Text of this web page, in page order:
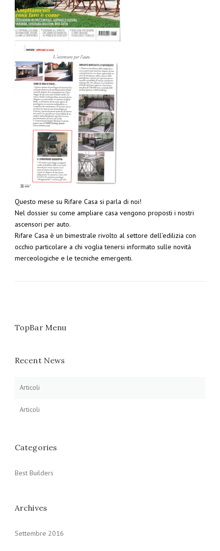
Questo mese su Rifare Casa si parla di noi!
Nel dossier su come ampliare casa vengono proposti i nostri
ascensori per auto.
Rifare Casa è un bimestrale rivolto al settore dell’edilizia con
occhio particolare a chi voglia tenersi informato sulle novità
merceologiche e le tecniche emergenti.
TopBar Menu
Recent News
Articoli
Articoli
Categories
Best Builders
Archives
Settembre 2016